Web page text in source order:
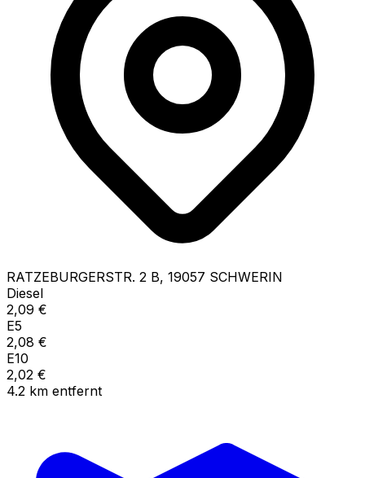
RATZEBURGERSTR. 2 B, 19057 SCHWERIN
Diesel
2,09 €
E5
2,08 €
E10
2,02 €
4.2 km entfernt